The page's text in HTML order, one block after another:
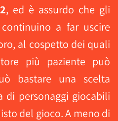
, ed è assurdo che gli
a far uscire
al cospetto dei quali
più paziente può
bastare una scelta
di personaggi giocabili
del gioco. A meno di